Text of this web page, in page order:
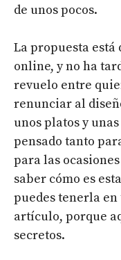
de unos pocos.
La propuesta
online, y no ha
revuelo entre
renunciar al
unos platos y
pensado tanto
para las
saber cómo es
puedes tenerla en
artículo, porque
secretos.